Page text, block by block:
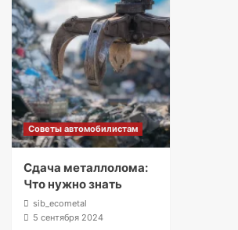
Советы автомобилистам
Сдача металлолома:
Что нужно знать
sib_ecometal
5 сентября 2024